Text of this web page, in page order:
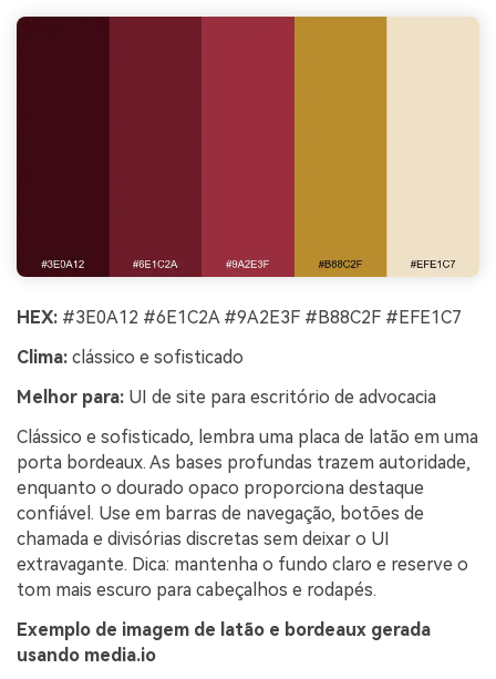
HEX: #3E0A12 #6E1C2A #9A2E3F #B88C2F #EFE1C7
Clima: clássico e sofisticado
Melhor para: UI de site para escritório de advocacia
Clássico e sofisticado, lembra uma placa de latão em uma
porta bordeaux. As bases profundas trazem autoridade,
enquanto o dourado opaco proporciona destaque
confiável. Use em barras de navegação, botões de
chamada e divisórias discretas sem deixar o UI
extravagante. Dica: mantenha o fundo claro e reserve o
tom mais escuro para cabeçalhos e rodapés.
Exemplo de imagem de latão e bordeaux gerada
usando media.io